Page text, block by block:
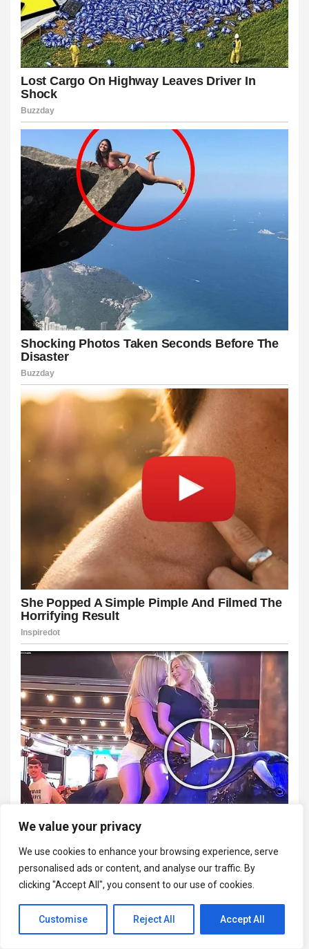
We value your privacy
We use cookies to enhance your browsing experience, serve
personalised ads or content, and analyse our traffic. By
clicking "Accept All", you consent to our use of cookies.
Customise Reject All Accept All